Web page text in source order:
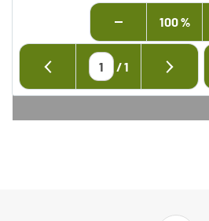
100 %
/1